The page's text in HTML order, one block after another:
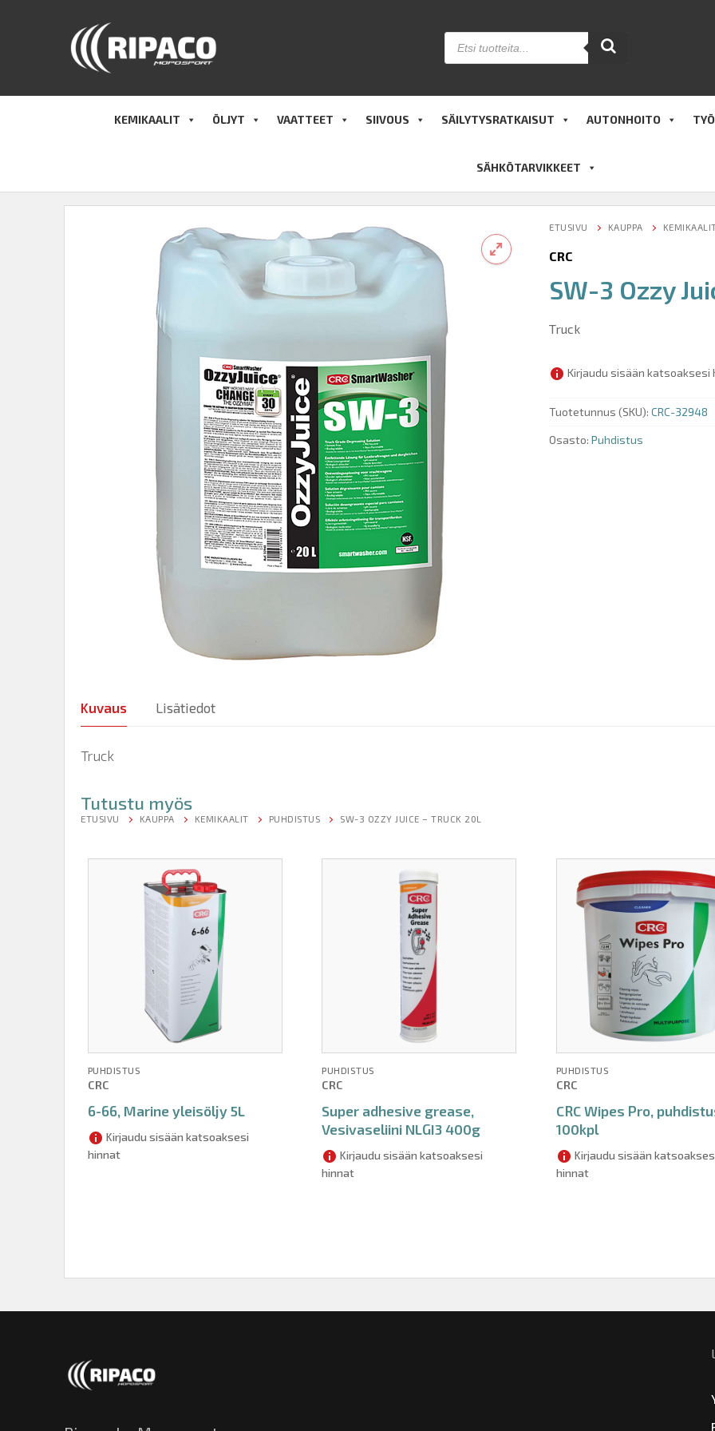
Products
search
KEMIKAALIT ÖLJYT VAATTEET SIIVOUS SÄILYTYSRATKAISUT AUTONHOITO
SÄHKÖTARVIKKEET
ETUSIVU KAUPPA
CRC
SW-3 Ozzy
Truck
Kirjaudu sisään katsoaksesi
Tuotetunnus (SKU): CRC-32948
Osasto: Puhdistus
Kuvaus Lisätiedot
Truck
Tutustu myös
ETUSIVU KAUPPA KEMIKAALIT PUHDISTUS SW-3 OZZY JUICE – TRUCK 20L
PUHDISTUS
CRC
6-66, Marine yleisöljy 5L
Kirjaudu sisään katsoaksesi
hinnat
PUHDISTUS
CRC
Super adhesive grease,
Vesivaseliini NLGI3 400g
Kirjaudu sisään katsoaksesi
hinnat
PUHDISTUS
CRC
CRC Wipes Pro,
100kpl
Kirjaudu sisään
hinnat